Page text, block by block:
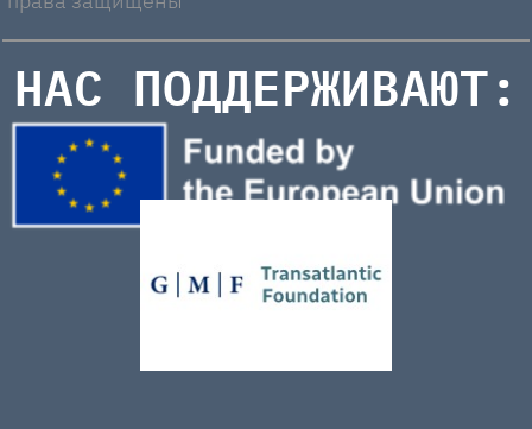
НАС ПОДДЕРЖИВАЮТ: